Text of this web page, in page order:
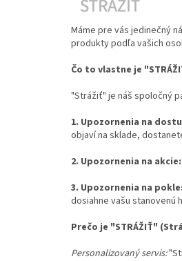
Máme pre vás jedinečný
produkty podľa vašich
Čo to vlastne je
"Strážiť" je náš spoločný
1. Upozornenia na
objaví na sklade,
2. Upozornenia na akcie:
3. Upozornenia na
dosiahne vašu stanovenú
Prečo je "STRÁŽIŤ"
Personalizovaný servis: